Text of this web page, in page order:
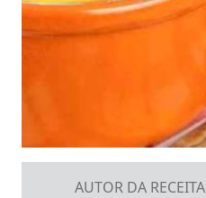
AUTOR DA RECEITA